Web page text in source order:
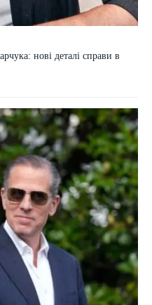
нові деталі справи в